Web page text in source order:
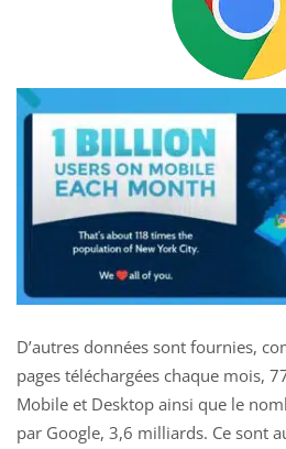
D’autres données sont fournies,
pages téléchargées chaque mois,
Mobile et Desktop ainsi que le
par Google, 3,6 milliards. Ce sont